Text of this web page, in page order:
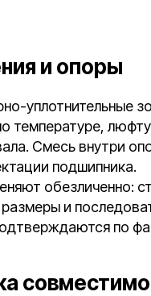
и опоры
уплотнительные
температуре,
Смесь внутри
подшипника.
обезличенно:
и
по